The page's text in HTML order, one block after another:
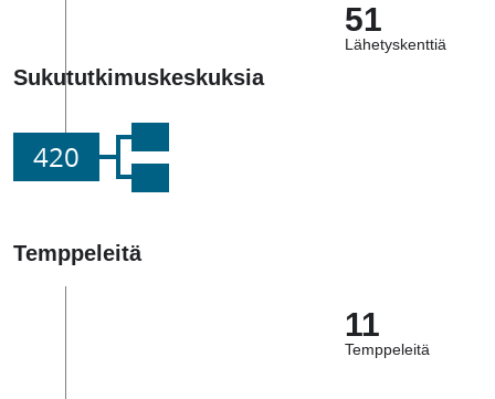
51
Lähetyskenttiä
Sukututkimuskeskuksia
420
Temppeleitä
11
Temppeleitä